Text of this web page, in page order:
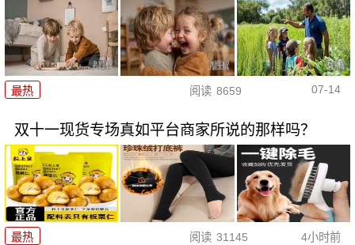
最热 阅读 8659 07-14
双十一现货专场真如平台商家所说的那样吗？
最热 阅读 31145 4小时前